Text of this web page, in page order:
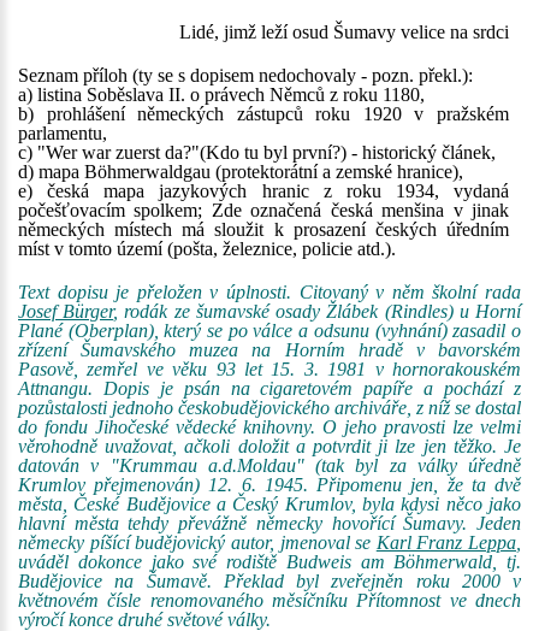
Lidé, jimž leží osud Šumavy velice na srdci
Seznam příloh (ty se s dopisem nedochovaly - pozn. překl.):
a) listina Soběslava II. o právech Němců z roku 1180,
b) prohlášení německých zástupců roku 1920 v pražském
parlamentu,
c) "Wer war zuerst da?"(Kdo tu byl první?) - historický článek,
d) mapa Böhmerwaldgau (protektorátní a zemské hranice),
e) česká mapa jazykových hranic z roku 1934, vydaná
počešťovacím spolkem; Zde označená česká menšina v jinak
německých místech má sloužit k prosazení českých úředním
míst v tomto území (pošta, železnice, policie atd.).
Text dopisu je přeložen v úplnosti. Citovaný v něm školní rada
Josef Bürger, rodák ze šumavské osady Žlábek (Rindles) u Horní
Plané (Oberplan), který se po válce a odsunu (vyhnání) zasadil o
zřízení Šumavského muzea na Horním hradě v bavorském
Pasově, zemřel ve věku 93 let 15. 3. 1981 v hornorakouském
Attnangu. Dopis je psán na cigaretovém papíře a pochází z
pozůstalosti jednoho českobudějovického archiváře, z níž se dostal
do fondu Jihočeské vědecké knihovny. O jeho pravosti lze velmi
věrohodně uvažovat, ačkoli doložit a potvrdit ji lze jen těžko. Je
datován v "Krummau a.d.Moldau" (tak byl za války úředně
Krumlov přejmenován) 12. 6. 1945. Připomenu jen, že ta dvě
města, České Budějovice a Český Krumlov, byla kdysi něco jako
hlavní města tehdy převážně německy hovořící Šumavy. Jeden
německy píšící budějovický autor, jmenoval se Karl Franz Leppa
uváděl dokonce jako své rodiště Budweis am Böhmerwald, tj.
Budějovice na Šumavě. Překlad byl zveřejněn roku 2000 v
květnovém čísle renomovaného měsíčníku Přítomnost ve dnech
výročí konce druhé světové války.